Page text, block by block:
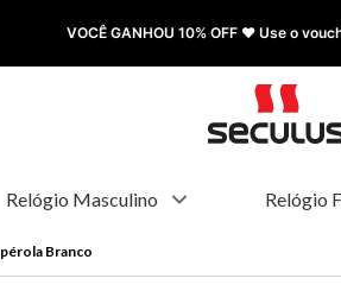
VOCÊ GANHOU 10% OFF ❤️ Use o
Relógio Masculino Relógio
Branco